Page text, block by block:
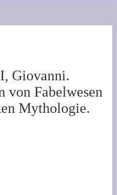
Giovanni.
von Fabelwesen
Mythologie.